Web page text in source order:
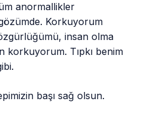
anormallikler
Korkuyorum
insan olma
korkuyorum. Tıpkı benim
başı sağ olsun.